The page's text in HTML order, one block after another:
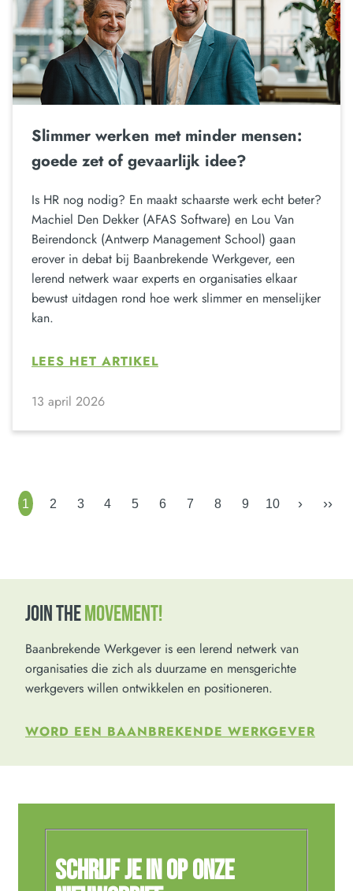
Slimmer werken met minder mensen:
goede zet of gevaarlijk idee?
Is HR nog nodig? En maakt schaarste werk echt beter?
Machiel Den Dekker (AFAS Software) en Lou Van
Beirendonck (Antwerp Management School) gaan
erover in debat bij Baanbrekende Werkgever, een
lerend netwerk waar experts en organisaties elkaar
bewust uitdagen rond hoe werk slimmer en menselijker
kan.
LEES HET ARTIKEL
13 april 2026
1 2 3 4 5 6 7 8 9 10 › ››
JOIN THEMOVEMENT!
Baanbrekende Werkgever is een lerend netwerk van
organisaties die zich als duurzame en mensgerichte
werkgevers willen ontwikkelen en positioneren.
WORD EEN BAANBREKENDE WERKGEVER